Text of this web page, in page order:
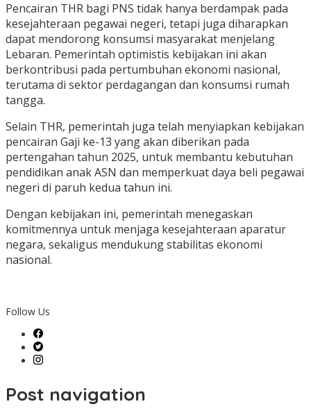
Pencairan THR bagi PNS tidak hanya berdampak pada
kesejahteraan pegawai negeri, tetapi juga diharapkan
dapat mendorong konsumsi masyarakat menjelang
Lebaran. Pemerintah optimistis kebijakan ini akan
berkontribusi pada pertumbuhan ekonomi nasional,
terutama di sektor perdagangan dan konsumsi rumah
tangga.
Selain THR, pemerintah juga telah menyiapkan kebijakan
pencairan Gaji ke-13 yang akan diberikan pada
pertengahan tahun 2025, untuk membantu kebutuhan
pendidikan anak ASN dan memperkuat daya beli pegawai
negeri di paruh kedua tahun ini.
Dengan kebijakan ini, pemerintah menegaskan
komitmennya untuk menjaga kesejahteraan aparatur
negara, sekaligus mendukung stabilitas ekonomi
nasional.
Follow Us
Post navigation